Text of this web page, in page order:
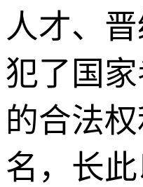
人才、
犯了国
的合法
名，长